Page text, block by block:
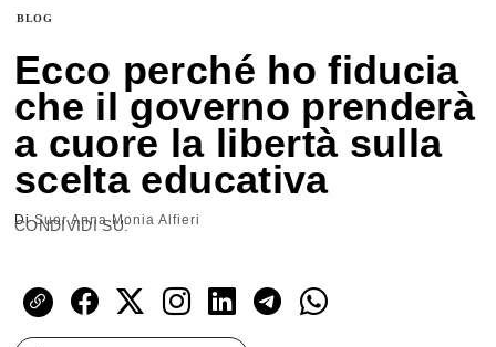
BLOG
Ecco perché ho fiducia
che il governo prenderà
a cuore la libertà sulla
scelta educativa
DiSuor Anna Monia Alfieri
CONDIVIDI SU: